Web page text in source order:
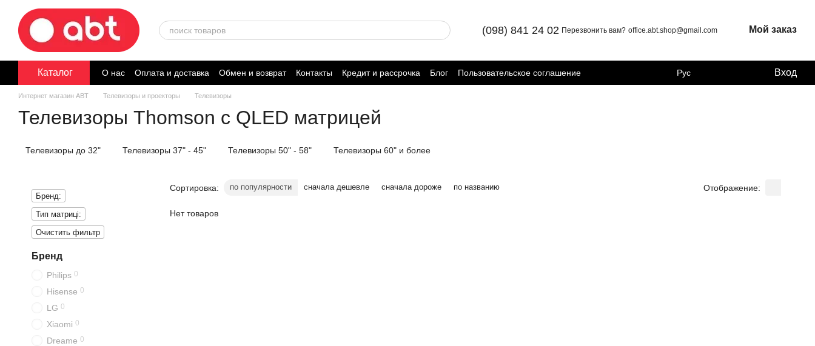
Перейти к основному контенту
(098) 841 24 02 Перезвонить вам? office.abt.shop@gmail.com Мой заказ
Каталог О нас Оплата и доставка Обмен и возврат Контакты Кредит и рассрочка Блог
Пользовательское соглашение
Договор публичной оферты
Рус Вход
Интернет магазин ABT Телевизоры и проекторы Телевизоры
Телевизоры Thomson с QLED матрицей
Телевизоры до 32" Телевизоры 37" - 45" Телевизоры 50" - 58" Телевизоры 60" и более
Сортировка: по популярности сначала дешевле сначала дороже по названию Отображение:
Нет товаров
Бренд:
Тип матриці:
Очистить фильтр
Бренд
Philips 0
Hisense 0
LG 0
Xiaomi 0
Dreame 0